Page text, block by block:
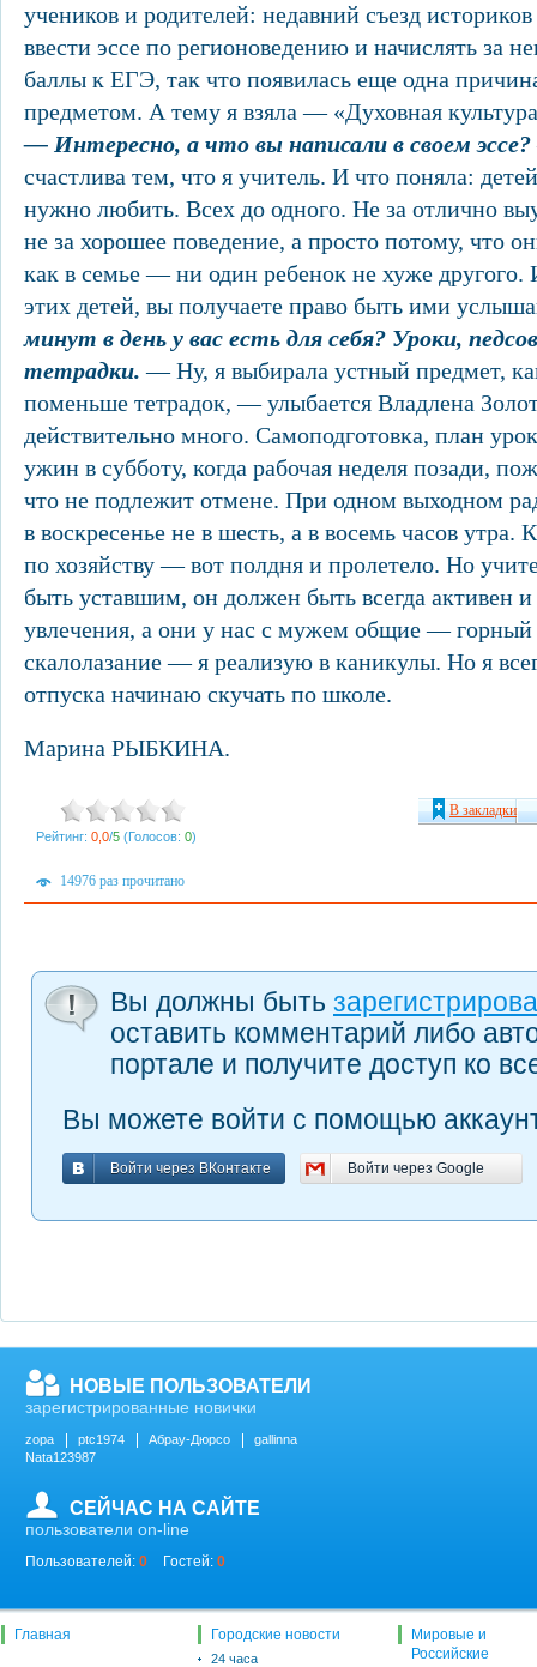
учеников и родителей: недавний съезд
ввести эссе по регионоведению и начислять за
баллы к ЕГЭ, так что появилась еще одна
предметом. А тему я взяла — «Духовная
— Интересно, а что вы написали в своем эссе?
счастлива тем, что я учитель. И что поняла:
нужно любить. Всех до одного. Не за отлично
не за хорошее поведение, а просто потому, что
как в семье — ни один ребенок не хуже другого.
этих детей, вы получаете право быть ими
минут в день у вас есть для себя? Уроки,
тетрадки. — Ну, я выбирала устный предмет,
поменьше тетрадок, — улыбается Владлена
действительно много. Самоподготовка, план
ужин в субботу, когда рабочая неделя позади,
что не подлежит отмене. При одном выходном
в воскресенье не в шесть, а в восемь часов утра.
по хозяйству — вот полдня и пролетело. Но
быть уставшим, он должен быть всегда активен
увлечения, а они у нас с мужем общие — горный
скалолазание — я реализую в каникулы. Но я
отпуска начинаю скучать по школе.
Марина РЫБКИНА.
Рейтинг: 0,0/5 (Голосов: 0)
В закладки
14976 раз прочитано
Вы должны быть
оставить комментарий либо
портале и получите доступ ко
Вы можете войти с помощью
Войти через ВКонтакте
Войти через ВКонтакте Войти через Google
Войти через Google
НОВЫЕ ПОЛЬЗОВАТЕЛИ
зарегистрированные новички
zopa ptc1974 Абрау-Дюрсо
gallinna
Nata123987
СЕЙЧАС НА САЙТЕ
пользователи on-line
Пользователей: 0 Гостей: 0
Главная Городские новости
24 часа
Мировые и
Российские